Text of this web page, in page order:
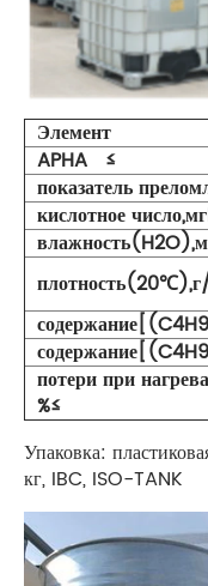
Элемент
APHA ≤
показатель
кислотное
потери при
%≤
Упаковка:
кг, IBC, ISO-TANK